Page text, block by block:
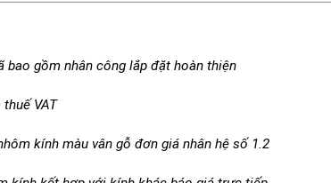
bao gồm nhân công lắp đặt hoàn thiện
VAT
kính màu vân gỗ đơn giá nhân hệ số 1.2